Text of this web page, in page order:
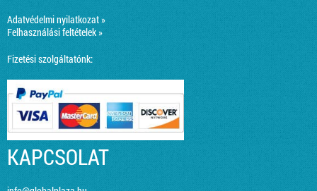
Adatvédelmi nyilatkozat »
Felhasználási feltételek »
Fizetési szolgáltatónk:
KAPCSOLAT